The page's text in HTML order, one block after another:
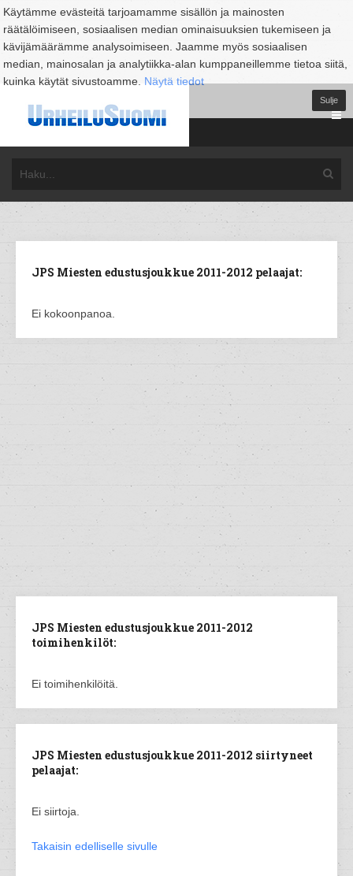
Käytämme evästeitä tarjoamamme sisällön ja mainosten
räätälöimiseen, sosiaalisen median ominaisuuksien tukemiseen ja
kävijämäärämme analysoimiseen. Jaamme myös sosiaalisen
median, mainosalan ja analytiikka-alan kumppaneillemme tietoa siitä,
kuinka käytät sivustoamme. Näytä tiedot
Sulje
JPS Miesten edustusjoukkue 2011-2012 pelaajat:
Ei kokoonpanoa.
JPS Miesten edustusjoukkue 2011-2012
toimihenkilöt:
Ei toimihenkilöitä.
JPS Miesten edustusjoukkue 2011-2012 siirtyneet
pelaajat:
Ei siirtoja.
Takaisin edelliselle sivulle